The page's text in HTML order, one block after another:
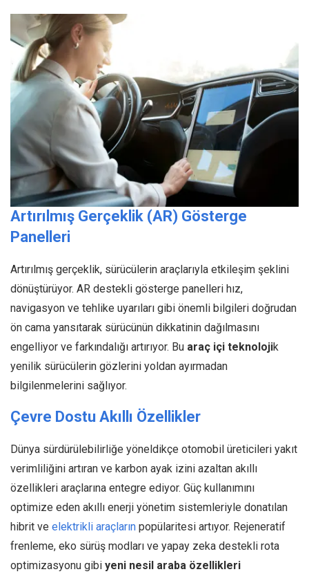
Artırılmış Gerçeklik (AR) Gösterge
Panelleri
Artırılmış gerçeklik, sürücülerin araçlarıyla etkileşim şeklini
dönüştürüyor. AR destekli gösterge panelleri hız,
navigasyon ve tehlike uyarıları gibi önemli bilgileri doğrudan
ön cama yansıtarak sürücünün dikkatinin dağılmasını
engelliyor ve farkındalığı artırıyor. Bu araç içi teknolojik
yenilik sürücülerin gözlerini yoldan ayırmadan
bilgilenmelerini sağlıyor.
Çevre Dostu Akıllı Özellikler
Dünya sürdürülebilirliğe yöneldikçe otomobil üreticileri yakıt
verimliliğini artıran ve karbon ayak izini azaltan akıllı
özellikleri araçlarına entegre ediyor. Güç kullanımını
optimize eden akıllı enerji yönetim sistemleriyle donatılan
hibrit ve elektrikli araçların popülaritesi artıyor. Rejeneratif
frenleme, eko sürüş modları ve yapay zeka destekli rota
optimizasyonu gibi yeni nesil araba özellikleri